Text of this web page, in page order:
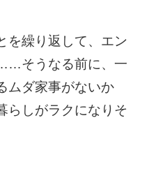
を繰り返して、エン
そうなる前に、一
ムダ家事がないか
らしがラクになりそ